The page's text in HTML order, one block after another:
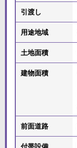
引渡し
用途地域
土地面積
建物面積
前面道路